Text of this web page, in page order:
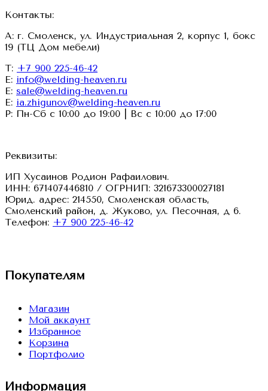
Контакты:
А: г. Смоленск, ул. Индустриальная 2, корпус 1, бокс
19 (ТЦ Дом мебели)
Т: +7 900 225-46-42
E: info@welding-heaven.ru
E: sale@welding-heaven.ru
E: ia.zhigunov@welding-heaven.ru
Р: Пн-Сб с 10:00 до 19:00 | Вс с 10:00 до 17:00
Реквизиты:
ИП Хусаинов Родион Рафаилович.
ИНН: 671407446810 / ОГРНИП: 321673300027181
Юрид. адрес: 214550, Смоленская область,
Смоленский район, д. Жуково, ул. Песочная, д 6.
Телефон: +7 900 225-46-42
Покупателям
Магазин
Мой аккаунт
Избранное
Корзина
Портфолио
Информация